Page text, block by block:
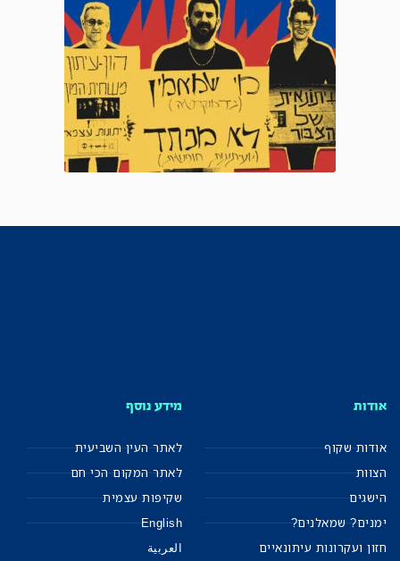
אודות
אודות שקוף
הצוות
הישגים
ימנים? שמאלנים?
חזון ועקרונות עיתונאיים
מידע נוסף
לאתר העין השביעית
לאתר המקום הכי חם
שקיפות עצמית
English
العربية